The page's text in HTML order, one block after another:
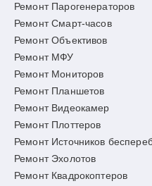
Ремонт Парогенераторов
Ремонт Смарт-часов
Ремонт Объективов
Ремонт МФУ
Ремонт Мониторов
Ремонт Планшетов
Ремонт Видеокамер
Ремонт Плоттеров
Ремонт Источников
Ремонт Эхолотов
Ремонт Квадрокоптеров